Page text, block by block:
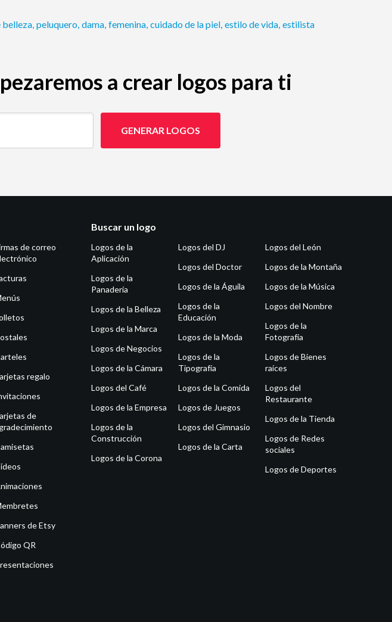
belleza, peluquero, dama, femenina, cuidado de la piel, estilo de vida, estilista
a crear logos para ti
GENERAR LOGOS
de correo
regalo
de
de Etsy
QR
Buscar un logo
Logos de la
Aplicación
Logos de la
Panadería
Logos de la Belleza
Logos de la Marca
Logos de Negocios
Logos de la Cámara
Logos del Café
Logos de la Empresa
Logos de la
Construcción
Logos de la Corona
Logos del DJ
Logos del Doctor
Logos de la Águila
Logos de la
Educación
Logos de la Moda
Logos de la
Tipografía
Logos de la Comida
Logos de Juegos
Logos del Gimnasio
Logos de la Carta
Logos del León
Logos de la Montaña
Logos de la Música
Logos del Nombre
Logos de la
Fotografía
Logos de Bienes
raíces
Logos del
Restaurante
Logos de la Tienda
Logos de Redes
sociales
Logos de Deportes